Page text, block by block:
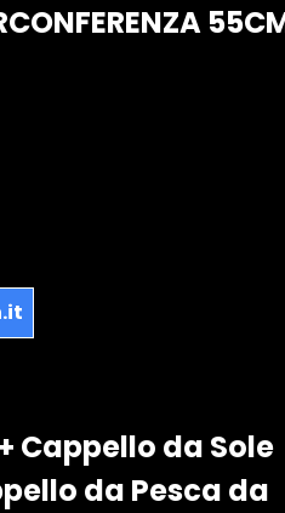
Cappello da Sole
da Pesca da